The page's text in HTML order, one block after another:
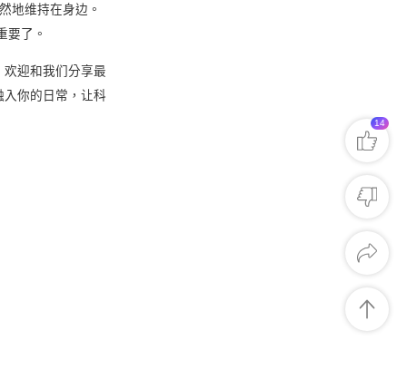
地维持在身边。
要了。
欢迎和我们分享最
入你的日常，让科
14
對我有幫助
期待有更多
表述不清晰
可信度較低
Facebook